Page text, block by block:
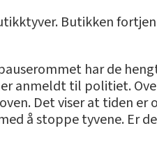
Butikken
har de
anmeldt til politiet.
Det viser at tiden er
å stoppe tyvene. Er